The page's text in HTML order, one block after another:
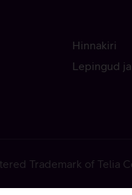
Hinnakiri
Lepingud
Trademark of Telia